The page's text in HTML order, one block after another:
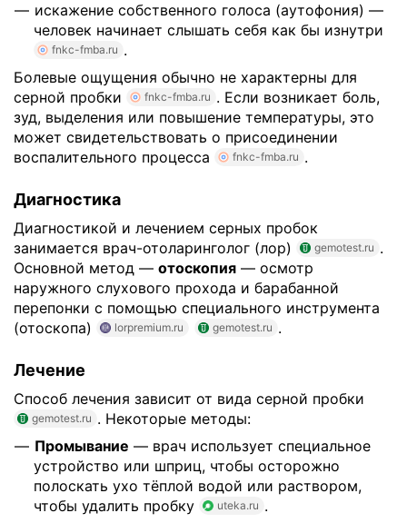
искажение собственного голоса (аутофония) —
человек начинает слышать себя как бы изнутри
fnkc-fmba.ru .
Болевые ощущения обычно не характерны для
серной пробки
fnkc-fmba.ru . Если возникает боль,
зуд, выделения или повышение температуры, это
может свидетельствовать о присоединении
воспалительного процесса
fnkc-fmba.ru .
Диагностика
Диагностикой и лечением серных пробок
занимается врач-отоларинголог (лор)
gemotest.ru .
Основной метод — отоскопия — осмотр
наружного слухового прохода и барабанной
перепонки с помощью специального инструмента
(отоскопа)
lorpremium.ru gemotest.ru .
Лечение
Способ лечения зависит от вида серной пробки
gemotest.ru . Некоторые методы:
Промывание — врач использует специальное
устройство или шприц, чтобы осторожно
полоскать ухо тёплой водой или раствором,
чтобы удалить пробку
uteka.ru .